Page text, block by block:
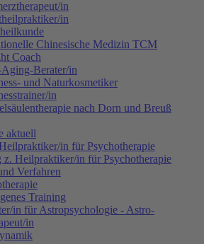
in
in
Chinesische Medizin TCM
Coach
Berater/in
und Naturkosmetiker
in
nach Dorn und Breuß
aktuell
in für Psychotherapie
z. Heilpraktiker/in für Psychotherapie
Verfahren
Training
in für Astropsychologie - Astro-
in